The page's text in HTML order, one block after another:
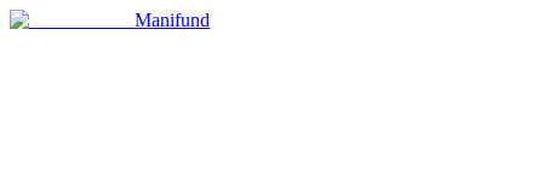
Manifund